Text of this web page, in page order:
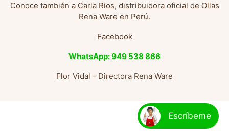
Conoce también a Carla Rios, distribuidora oficial de Ollas
Rena Ware en Perú.
Facebook
WhatsApp: 949 538 866
Flor Vidal - Directora Rena Ware
Escríbeme